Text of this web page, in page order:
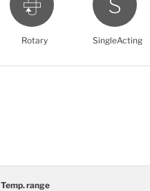
Rotary SingleActing
Temp. range